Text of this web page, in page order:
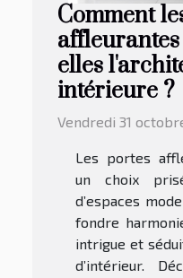
Comment
elles
intérieure ?
Vendredi 31
Les portes
un choix
d’espaces
fondre
intrigue et
d’intérieur.